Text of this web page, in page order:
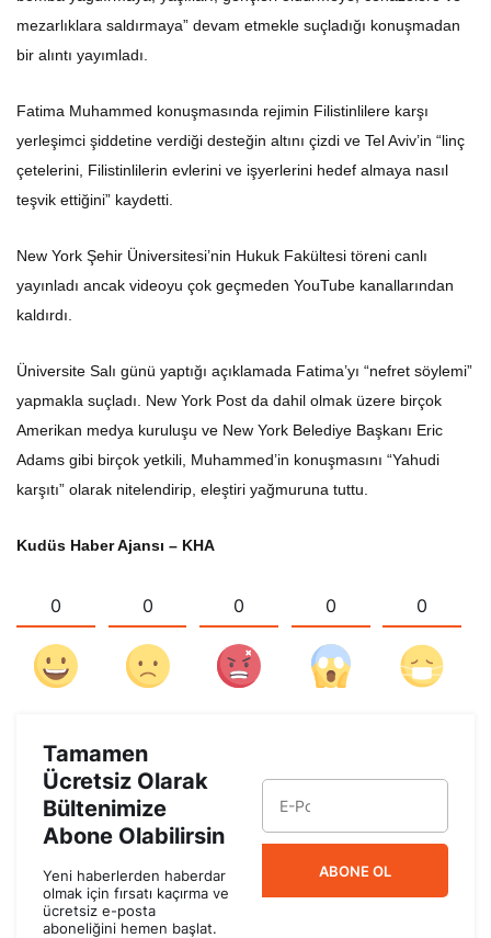
mezarlıklara saldırmaya” devam etmekle suçladığı konuşmadan
bir alıntı yayımladı.
Fatima Muhammed konuşmasında rejimin Filistinlilere karşı
yerleşimci şiddetine verdiği desteğin altını çizdi ve Tel Aviv’in “linç
çetelerini, Filistinlilerin evlerini ve işyerlerini hedef almaya nasıl
teşvik ettiğini” kaydetti.
New York Şehir Üniversitesi’nin Hukuk Fakültesi töreni canlı
yayınladı ancak videoyu çok geçmeden YouTube kanallarından
kaldırdı.
Üniversite Salı günü yaptığı açıklamada Fatima’yı “nefret söylemi”
yapmakla suçladı. New York Post da dahil olmak üzere birçok
Amerikan medya kuruluşu ve New York Belediye Başkanı Eric
Adams gibi birçok yetkili, Muhammed’in konuşmasını “Yahudi
karşıtı” olarak nitelendirip, eleştiri yağmuruna tuttu.
Kudüs Haber Ajansı – KHA
0 0 0 0 0
Tamamen
Ücretsiz Olarak
Bültenimize
Abone Olabilirsin
Yeni haberlerden haberdar
olmak için fırsatı kaçırma ve
ücretsiz e-posta
aboneliğini hemen başlat.
ABONE OL